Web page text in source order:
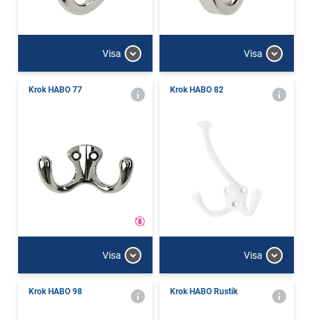
Visa Visa
Krok HABO 77
Visa
Krok HABO 82
Visa
Krok HABO 98 Krok HABO Rustik